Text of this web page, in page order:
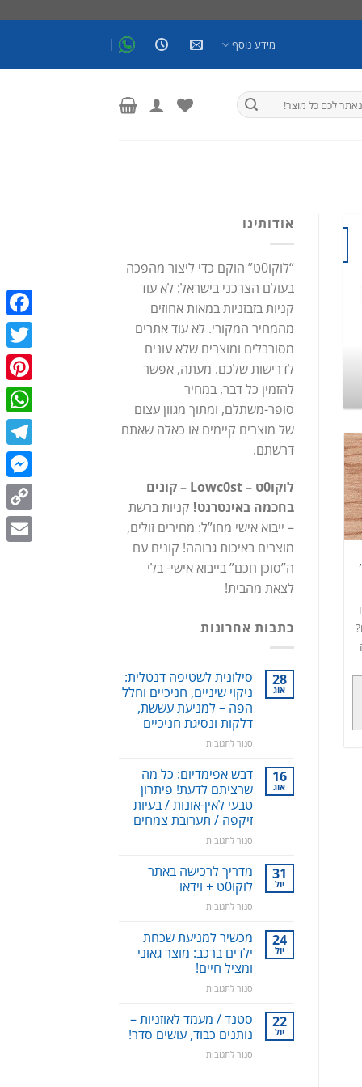
מידע נוסף
דבש אפימדיום: כל מה שרציתם
/ בעיות זיקפה /
דבש אפימדיום: כל מה שרציתם לדעת! פיתרון טבעי
[...]
9GZ
המשך קריאה
אודותינו
“לוקו0ט” הוקם כדי ליצור מהפכה
בעולם הצרכני בישראל: לא עוד
קניות בזבזניות במאות אחוזים
מהמחיר המקורי. לא עוד אתרים
מסורבלים ומוצרים שלא עונים
לדרישות שלכם. מעתה, אפשר
להזמין כל דבר, במחיר
סופר-משתלם, ומתוך מגוון עצום
של מוצרים קיימים או כאלה שאתם
דרשתם.
לוקו0ט – Lowc0st – קונים
בחכמה באינטרנט! קניות ברשת
– ייבוא אישי מחו”ל: מחירים זולים,
מוצרים באיכות גבוהה! קונים עם
ה”סוכן חכם” בייבוא אישי- בלי
לצאת מהבית!
כתבות אחרונות
28
אוג
סילונית לשטיפה דנטלית:
ניקוי שיניים, חניכיים וחלל
הפה – למניעת עששת,
דלקות ונסיגת חניכיים
סגור לתגובותעל
לשטיפה
דנטלית:
ניקוי
שיניים,
חניכיים
וחלל
–
למניעת
עששת,
דלקות
חניכיים
16
אוג
דבש אפימדיום: כל מה
שרציתם לדעת! פיתרון
טבעי לאין-אונות / בעיות
זיקפה / תערובת צמחים
סגור לתגובותעל
אפימדיום:
כל
מה
שרציתם
פיתרון
טבעי
לאין-אונות
/
בעיות
/
תערובת
31
יול
מדריך לרכישה באתר
לוקו0ט + וידאו
סגור לתגובותעל
לרכישה
באתר
לוקו0ט
+
וידאו
24
יול
מכשיר למניעת שכחת
ילדים ברכב: מוצר גאוני
ומציל חיים!
סגור לתגובותעל
למניעת
שכחת
ילדים
ברכב:
22
יול
סטנד / מעמד לאוזניות –
נותנים כבוד, עושים סדר!
סגור לתגובותעל
Copy